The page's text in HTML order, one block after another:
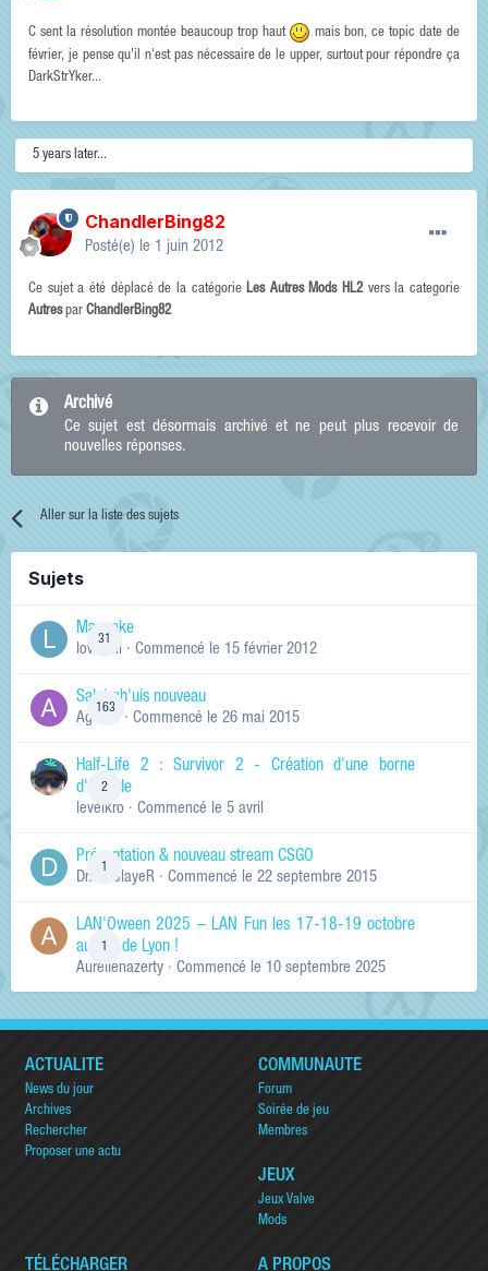
C sent la résolution montée beaucoup trop haut
mais bon, ce topic date de
février, je pense qu'il n'est pas nécessaire de le upper, surtout pour répondre ça
DarkStrYker...
5 years later...
ChandlerBing82
Posté(e) le 1 juin 2012
Ce sujet a été déplacé de la catégorieLes Autres Mods HL2vers la categorie
Autrespar ChandlerBing82
Archivé
Ce sujet est désormais archivé et ne peut plus recevoir de
nouvelles réponses.
Aller sur la liste des sujets
Sujets
31
Manneke
lowskill · Commencé le 15 février 2012
163
Salut ch'uis nouveau
Ag0Nie · Commencé le 26 mai 2015
2
Half-Life 2 : Survivor 2 - Création d'une borne
d'arcade
levelkro · Commencé le 5 avril
Présentation & nouveau stream CSGO
Dr.KinSlayeR · Commencé le 22 septembre 2015
LAN'Oween 2025 – LAN Fun les 17-18-19 octobre
au sud de Lyon !
Aurelienazerty · Commencé le 10 septembre 2025
ACTUALITÉ
News du jour
Archives
Rechercher
Proposer une actu
COMMUNAUTÉ
Forum
Soirée de jeu
Membres
JEUX
Jeux Valve
Mods
TÉLÉCHARGER A PROPOS